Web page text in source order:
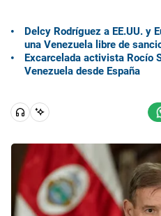
Delcy Rodríguez a EE.UU. y
una Venezuela libre de
Excarcelada activista Rocío
Venezuela desde España